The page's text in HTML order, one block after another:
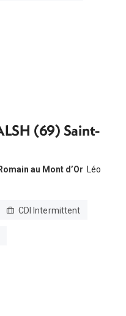
(69) Saint-
au Mont d’Or Léo
CDI Intermittent